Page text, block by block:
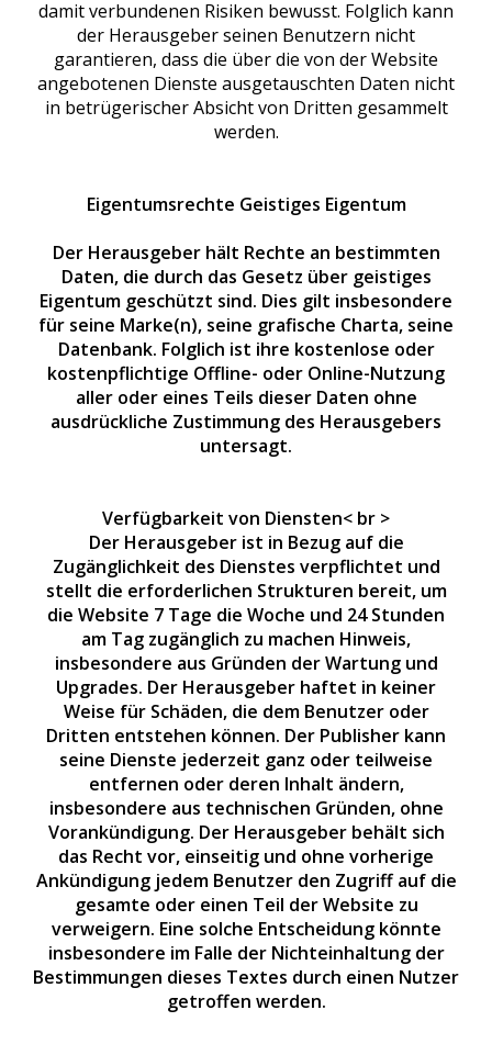
damit verbundenen Risiken bewusst. Folglich kann
der Herausgeber seinen Benutzern nicht
garantieren, dass die über die von der Website
angebotenen Dienste ausgetauschten Daten nicht
in betrügerischer Absicht von Dritten gesammelt
werden.
Eigentumsrechte Geistiges Eigentum
Der Herausgeber hält Rechte an bestimmten
Daten, die durch das Gesetz über geistiges
Eigentum geschützt sind. Dies gilt insbesondere
für seine Marke(n), seine grafische Charta, seine
Datenbank. Folglich ist ihre kostenlose oder
kostenpflichtige Offline- oder Online-Nutzung
aller oder eines Teils dieser Daten ohne
ausdrückliche Zustimmung des Herausgebers
untersagt.
Verfügbarkeit von Diensten< br >
Der Herausgeber ist in Bezug auf die
Zugänglichkeit des Dienstes verpflichtet und
stellt die erforderlichen Strukturen bereit, um
die Website 7 Tage die Woche und 24 Stunden
am Tag zugänglich zu machen Hinweis,
insbesondere aus Gründen der Wartung und
Upgrades. Der Herausgeber haftet in keiner
Weise für Schäden, die dem Benutzer oder
Dritten entstehen können. Der Publisher kann
seine Dienste jederzeit ganz oder teilweise
entfernen oder deren Inhalt ändern,
insbesondere aus technischen Gründen, ohne
Vorankündigung. Der Herausgeber behält sich
das Recht vor, einseitig und ohne vorherige
Ankündigung jedem Benutzer den Zugriff auf die
gesamte oder einen Teil der Website zu
verweigern. Eine solche Entscheidung könnte
insbesondere im Falle der Nichteinhaltung der
Bestimmungen dieses Textes durch einen Nutzer
getroffen werden.